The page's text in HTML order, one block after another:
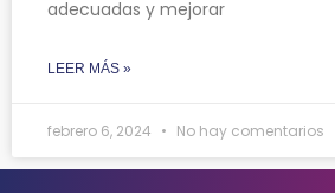
adecuadas y mejorar
LEER MÁS »
febrero 6, 2024 No hay comentarios